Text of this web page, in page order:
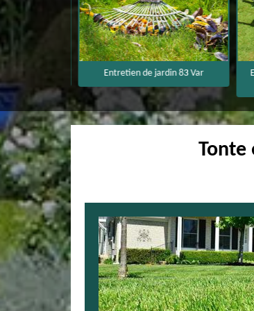
Entretien de jardin 83 Var
Tonte